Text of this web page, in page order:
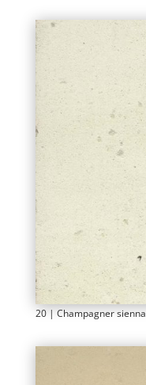
20 | Champagner sienna